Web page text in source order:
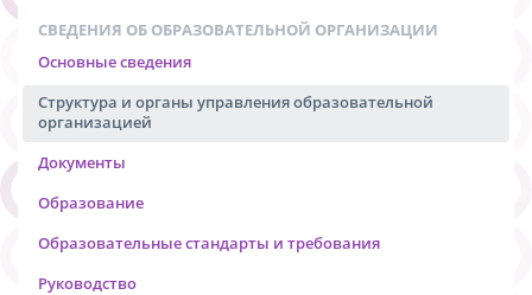
СВЕДЕНИЯ ОБ ОБРАЗОВАТЕЛЬНОЙ ОРГАНИЗАЦИИ
Основные сведения
Структура и органы управления образовательной
организацией
Документы
Образование
Образовательные стандарты и требования
Руководство